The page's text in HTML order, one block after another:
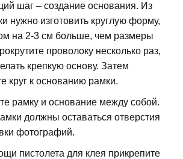
шаг – создание основания. Из
нужно изготовить круглую форму,
на 2-3 см больше, чем размеры
проволоку несколько раз,
крепкую основу. Затем
круг к основанию рамки.
рамку и основание между собой.
должны оставаться отверстия
фотографий.
пистолета для клея прикрепите